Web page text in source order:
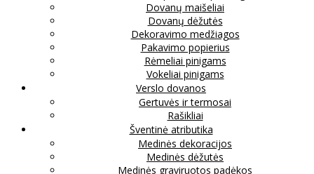
Dovanų maišeliai
Dovanų dėžutės
Dekoravimo medžiagos
Pakavimo popierius
Rėmeliai pinigams
Vokeliai pinigams
Verslo dovanos
Gertuvės ir termosai
Rašikliai
Šventinė atributika
Medinės dekoracijos
Medinės dėžutės
Medinės graviruotos padėkos